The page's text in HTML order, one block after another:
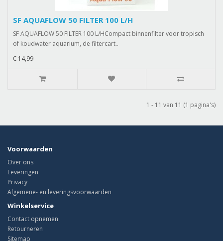
SF AQUAFLOW 50 FILTER 100 L/H
SF AQUAFLOW 50 FILTER 100 L/HCompact binnenfilter voor tropisch
of koudwater aquarium, de filtercart..
€ 14,99
1 - 11 van 11 (1 pagina's)
Voorwaarden
Over ons
Leveringen
Privacy
Algemene- en leveringsvoorwaarden
Winkelservice
Contact opnemen
Retourneren
Sitemap